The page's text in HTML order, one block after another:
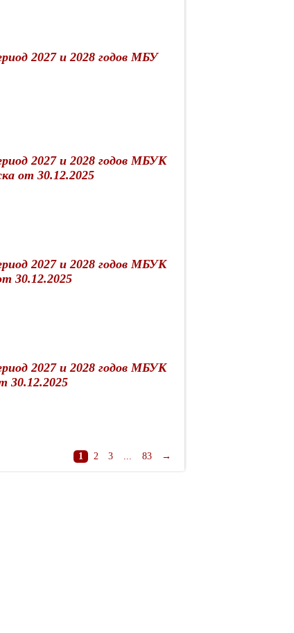
2027 и 2028 годов МБУ
2027 и 2028 годов МБУК
от 30.12.2025
2027 и 2028 годов МБУК
30.12.2025
2027 и 2028 годов МБУК
30.12.2025
1 2 3 ... 83 →